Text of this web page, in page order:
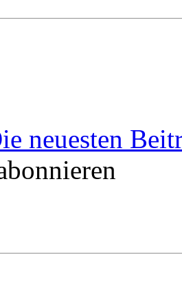
neuesten